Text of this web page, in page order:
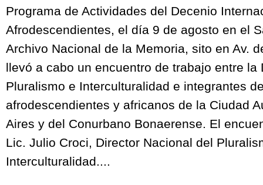
Programa de Actividades del Decenio
Afrodescendientes, el día 9 de agosto en el
Archivo Nacional de la Memoria, sito en Av.
llevó a cabo un encuentro de trabajo entre la
Pluralismo e Interculturalidad e integrantes
afrodescendientes y africanos de la Ciudad
Aires y del Conurbano Bonaerense. El
Lic. Julio Croci, Director Nacional del
Interculturalidad....